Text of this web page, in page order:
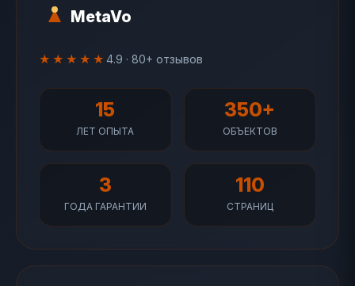
MetaVo
★★★★★ 4.9 · 80+ отзывов
15
ЛЕТ ОПЫТА
350+
ОБЪЕКТОВ
3
ГОДА ГАРАНТИИ
110
СТРАНИЦ